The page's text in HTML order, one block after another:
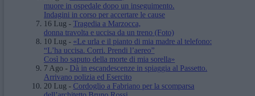
muore in ospedale dopo un inseguimento.
Indagini in corso per accertare le cause
16 Lug - Tragedia a Marzocca,
donna travolta e uccisa da un treno (Foto)
10 Lug - «Le urla e il pianto di mia madre al telefono:
“L’ha uccisa. Corri. Prendi l’aereo”
Così ho saputo della morte di mia sorella»
7 Ago - Dà in escandescenze in spiaggia al Passetto.
Arrivano polizia ed Esercito
20 Lug - Cordoglio a Fabriano per la scomparsa